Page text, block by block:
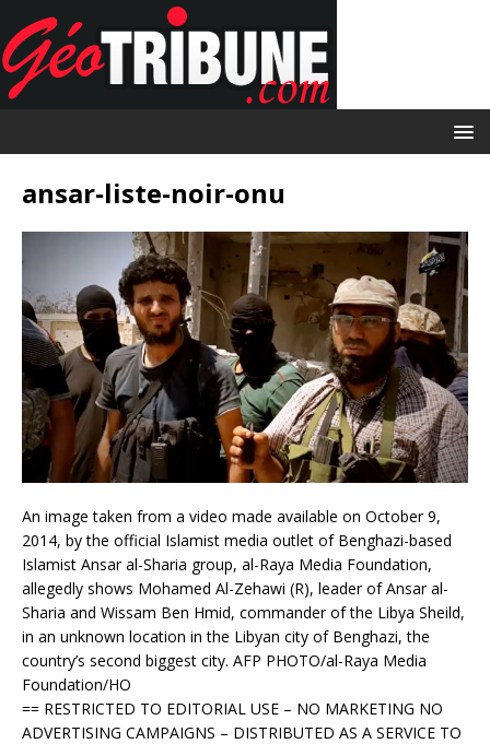
ansar-liste-noir-onu
An image taken from a video made available on October 9,
2014, by the official Islamist media outlet of Benghazi-based
Islamist Ansar al-Sharia group, al-Raya Media Foundation,
allegedly shows Mohamed Al-Zehawi (R), leader of Ansar al-
Sharia and Wissam Ben Hmid, commander of the Libya Sheild,
in an unknown location in the Libyan city of Benghazi, the
country’s second biggest city. AFP PHOTO/al-Raya Media
Foundation/HO
== RESTRICTED TO EDITORIAL USE – NO MARKETING NO
ADVERTISING CAMPAIGNS – DISTRIBUTED AS A SERVICE TO